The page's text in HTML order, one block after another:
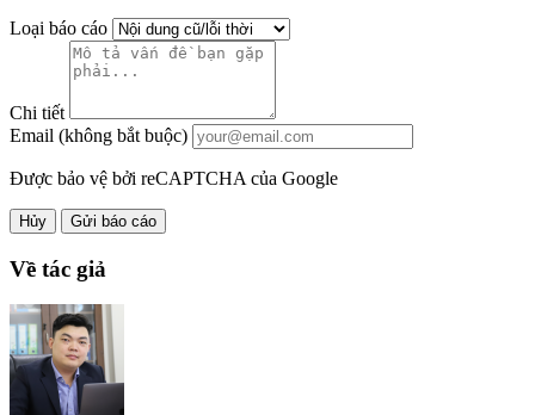
Loại báo cáo
Chi tiết
Email (không bắt buộc)
Được bảo vệ bởi reCAPTCHA của Google
Hủy Gửi báo cáo
Về tác giả